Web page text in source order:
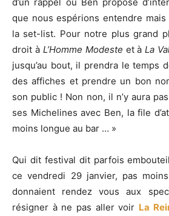
que nous espérions entendre
la set-list. Pour notre plus grand
droit à L’Homme Modeste et àLa
jusqu’au bout, il prendra le temps
des affiches et prendre un bon
son public ! Non non, il n’y aura
ses Michelines avec Ben, la file
moins longue au bar … »
Qui dit festival dit parfois
ce vendredi 29 janvier, pas
donnaient rendez vous aux
résigner à ne pas aller voir La